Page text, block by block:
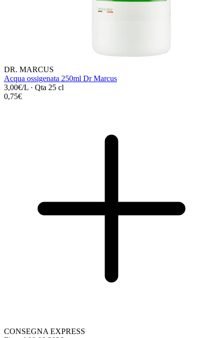
DR. MARCUS
Acqua ossigenata 250ml Dr Marcus
3,00€/L · Qta 25 cl
0,75€
CONSEGNA EXPRESS